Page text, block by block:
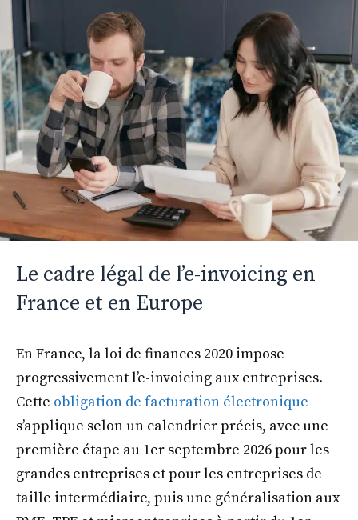
Le cadre légal de l’e-invoicing en
France et en Europe
En France, la loi de finances 2020 impose
progressivement l’e-invoicing aux entreprises.
Cette obligation de facturation électronique
s’applique selon un calendrier précis, avec une
première étape au 1er septembre 2026 pour les
grandes entreprises et pour les entreprises de
taille intermédiaire, puis une généralisation aux